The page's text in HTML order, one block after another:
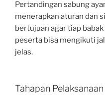
Pertandingan sabung
menerapkan aturan dan
bertujuan agar tiap
peserta bisa mengikuti
jelas.
Tahapan